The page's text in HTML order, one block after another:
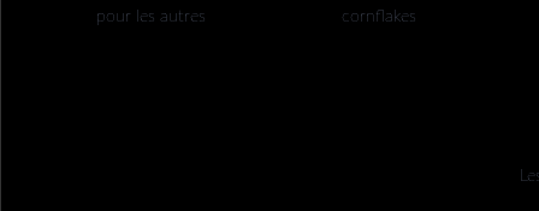
pour les autres
cornflakes